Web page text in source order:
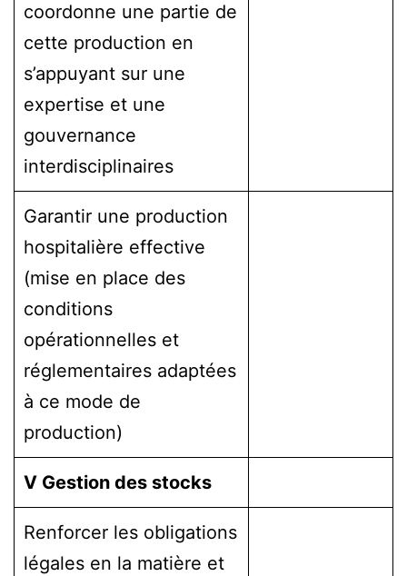
coordonne une partie de
cette production en
s’appuyant sur une
expertise et une
gouvernance
interdisciplinaires
Garantir une production
hospitalière effective
(mise en place des
conditions
opérationnelles et
réglementaires adaptées
à ce mode de
production)
V Gestion des stocks
Renforcer les obligations
légales en la matière et